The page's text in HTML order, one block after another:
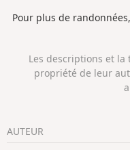
maisons fortes et
Pour plus de
Les descriptions et la
propriété de leur
AUTEUR